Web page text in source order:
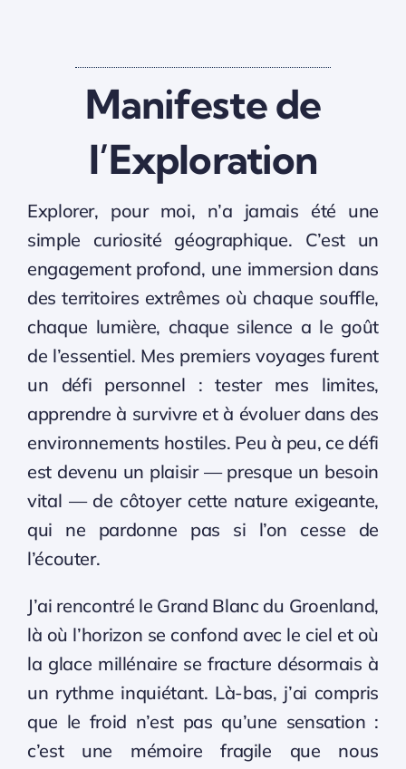
Manifeste de
l’Exploration
Explorer, pour moi, n’a jamais été une
simple curiosité géographique. C’est un
engagement profond, une immersion dans
des territoires extrêmes où chaque souffle,
chaque lumière, chaque silence a le goût
de l’essentiel. Mes premiers voyages furent
un défi personnel : tester mes limites,
apprendre à survivre et à évoluer dans des
environnements hostiles. Peu à peu, ce défi
est devenu un plaisir — presque un besoin
vital — de côtoyer cette nature exigeante,
qui ne pardonne pas si l’on cesse de
l’écouter.
J’ai rencontré le Grand Blanc du Groenland,
là où l’horizon se confond avec le ciel et où
la glace millénaire se fracture désormais à
un rythme inquiétant. Là-bas, j’ai compris
que le froid n’est pas qu’une sensation :
c’est une mémoire fragile que nous